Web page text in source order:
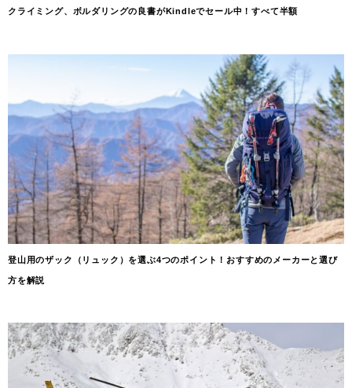
クライミング、ボルダリングの良書がKindleでセール中！すべて半額
登山用のザック（リュック）を選ぶ4つのポイント！おすすめのメーカーと選び
方を解説